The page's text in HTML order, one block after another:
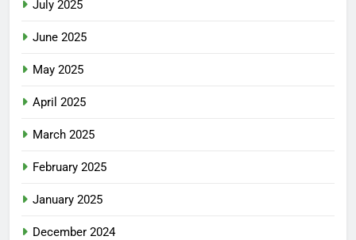
July 2025
June 2025
May 2025
April 2025
March 2025
February 2025
January 2025
December 2024